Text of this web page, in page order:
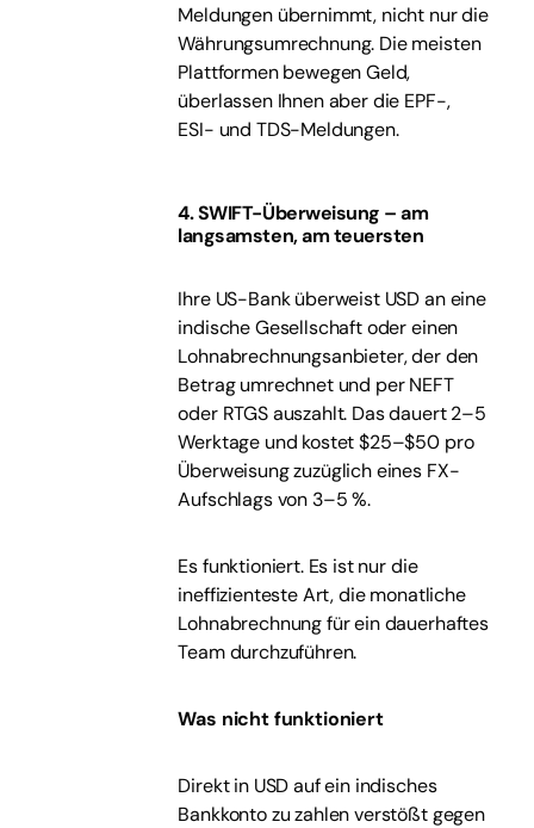
Meldungen übernimmt, nicht nur die
Währungsumrechnung. Die meisten
Plattformen bewegen Geld,
überlassen Ihnen aber die EPF-,
ESI- und TDS-Meldungen.
4. SWIFT-Überweisung – am
langsamsten, am teuersten
Ihre US-Bank überweist USD an eine
indische Gesellschaft oder einen
Lohnabrechnungsanbieter, der den
Betrag umrechnet und per NEFT
oder RTGS auszahlt. Das dauert 2–5
Werktage und kostet $25–$50 pro
Überweisung zuzüglich eines FX-
Aufschlags von 3–5 %.
Es funktioniert. Es ist nur die
ineffizienteste Art, die monatliche
Lohnabrechnung für ein dauerhaftes
Team durchzuführen.
Was nicht funktioniert
Direkt in USD auf ein indisches
Bankkonto zu zahlen verstößt gegen